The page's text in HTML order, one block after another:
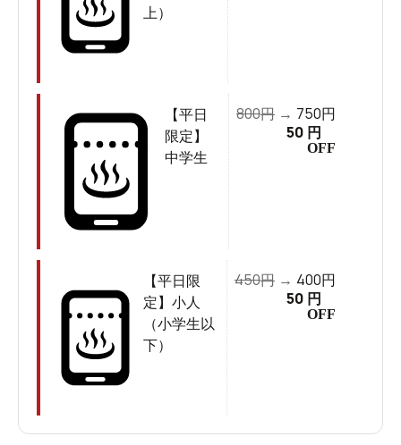
上）
【平日
限定】
中学生
800円 → 750円
50 円
OFF
【平日限
定】小人
（小学生以
下）
450円 → 400円
50 円
OFF